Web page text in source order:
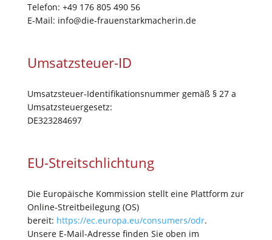
Tele­fon: +49 176 805 490 56
E‑Mail: info@die-frauenstarkmacherin.de
Umsatz­steu­er-ID
Umsatz­steu­er-Iden­ti­fi­ka­ti­ons­num­mer gemäß § 27 a
Umsatz­steu­er­ge­setz:
DE323284697
EU-Streit­schlich­tung
Die Euro­päi­sche Kom­mis­si­on stellt eine Platt­form zur
Online-Streit­bei­le­gung (OS)
bereit: https://ec.europa.eu/consumers/odr.
Unse­re E‑Mail-Adres­se fin­den Sie oben im